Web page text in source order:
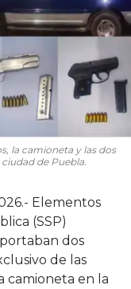
la camioneta y las dos
de Puebla.
Elementos
(SSP)
dos
de las
camioneta en la